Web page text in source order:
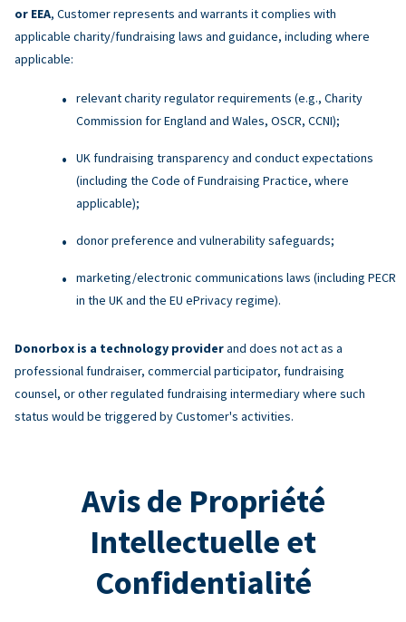
or EEA, Customer represents and warrants it complies with
applicable charity/fundraising laws and guidance, including where
applicable:
relevant charity regulator requirements (e.g., Charity
Commission for England and Wales, OSCR, CCNI);
UK fundraising transparency and conduct expectations
(including the Code of Fundraising Practice, where
applicable);
donor preference and vulnerability safeguards;
marketing/electronic communications laws (including PECR
in the UK and the EU ePrivacy regime).
Donorbox is a technology providerand does not act as a
professional fundraiser, commercial participator, fundraising
counsel, or other regulated fundraising intermediary where such
status would be triggered by Customer's activities.
Avis de Propriété
Intellectuelle et
Confidentialité